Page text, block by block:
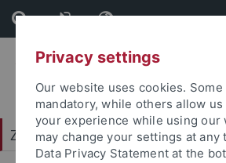
Skip
to
content
Skip
to
footer
Zentrum für Islamische
Privacy settings
Our website uses cookies.
mandatory, while others allow
your experience while using our
may change your settings at any
Data Privacy Statement at the